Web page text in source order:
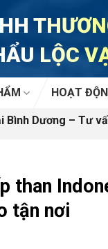
LỘC
HOẠT
Dương – Tư
than
tận nơi